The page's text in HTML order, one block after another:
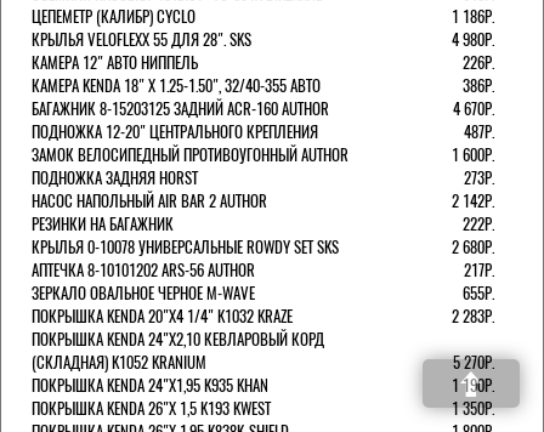
ЦЕПЕМЕТР (КАЛИБР) CYCLO
1 186Р.
КРЫЛЬЯ VELOFLEXX 55 ДЛЯ 28". SKS
4 980Р.
КАМЕРА 12" АВТО НИППЕЛЬ
226Р.
КАМЕРА KENDA 18" Х 1.25-1.50", 32/40-355 АВТО
386Р.
БАГАЖНИК 8-15203125 ЗАДНИЙ ACR-160 AUTHOR
4 670Р.
ПОДНОЖКА 12-20" ЦЕНТРАЛЬНОГО КРЕПЛЕНИЯ
487Р.
ЗАМОК ВЕЛОСИПЕДНЫЙ ПРОТИВОУГОННЫЙ AUTHOR
1 600Р.
ПОДНОЖКА ЗАДНЯЯ HORST
273Р.
НАСОС НАПОЛЬНЫЙ AIR BAR 2 AUTHOR
2 142Р.
РЕЗИНКИ НА БАГАЖНИК
222Р.
КРЫЛЬЯ 0-10078 УНИВЕРСАЛЬНЫЕ ROWDY SET SKS
2 680Р.
АПТЕЧКА 8-10101202 ARS-56 AUTHOR
217Р.
ЗЕРКАЛО ОВАЛЬНОЕ ЧЕРНОЕ M-WAVE
655Р.
ПОКРЫШКА KENDA 20"Х4 1/4" K1032 KRAZE
2 283Р.
ПОКРЫШКА KENDA 24"Х2,10 КЕВЛАРОВЫЙ КОРД
(СКЛАДНАЯ) K1052 KRANIUM
5 270Р.
ПОКРЫШКА KENDA 24"Х1,95 K935 KHAN
1 190Р.
ПОКРЫШКА KENDA 26"Х 1,5 K193 KWEST
1 350Р.